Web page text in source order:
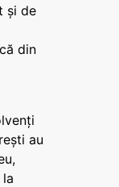
și de
din
au